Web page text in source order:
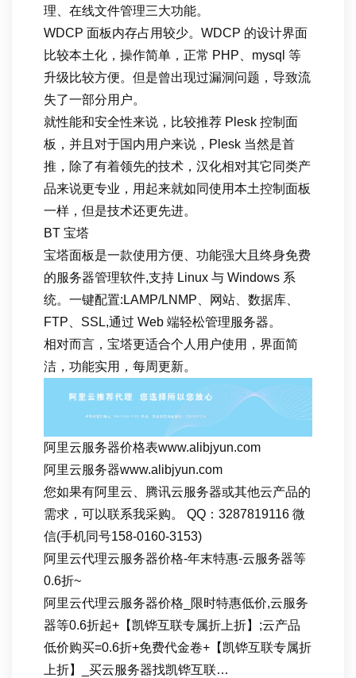
理、在线文件管理三大功能。
WDCP 面板内存占用较少。WDCP 的设计界面
比较本土化，操作简单，正常 PHP、mysql 等
升级比较方便。但是曾出现过漏洞问题，导致流
失了一部分用户。
就性能和安全性来说，比较推荐 Plesk 控制面
板，并且对于国内用户来说，Plesk 当然是首
推，除了有着领先的技术，汉化相对其它同类产
品来说更专业，用起来就如同使用本土控制面板
一样，但是技术还更先进。
BT 宝塔
宝塔面板是一款使用方便、功能强大且终身免费
的服务器管理软件,支持 Linux 与 Windows 系
统。一键配置:LAMP/LNMP、网站、数据库、
FTP、SSL,通过 Web 端轻松管理服务器。
相对而言，宝塔更适合个人用户使用，界面简
洁，功能实用，每周更新。
阿里云服务器价格表www.alibjyun.com
阿里云服务器www.alibjyun.com
您如果有阿里云、腾讯云服务器或其他云产品的
需求，可以联系我采购。 QQ：3287819116 微
信(手机同号158-0160-3153)
阿里云代理云服务器价格-年末特惠-云服务器等
0.6折~
阿里云代理云服务器价格_限时特惠低价,云服务
器等0.6折起+【凯铧互联专属折上折】;云产品
低价购买=0.6折+免费代金卷+【凯铧互联专属折
上折】_买云服务器找凯铧互联…